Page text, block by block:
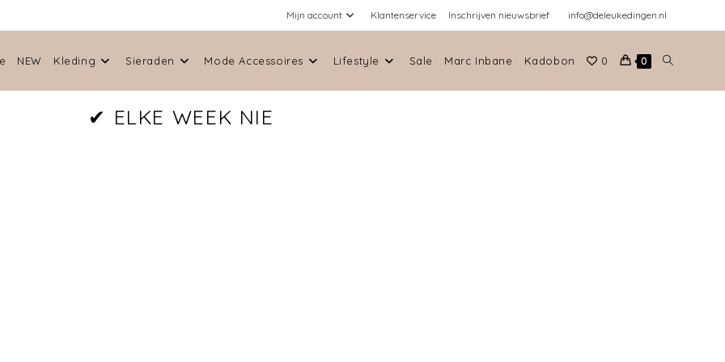
Mijn account Klantenservice Inschrijven nieuwsbrief info@deleukedingen.nl
NEW Kleding Sieraden Mode Accessoires Lifestyle Sale Marc Inbane Kadobon 0 0
E WEEK NIEUWE I